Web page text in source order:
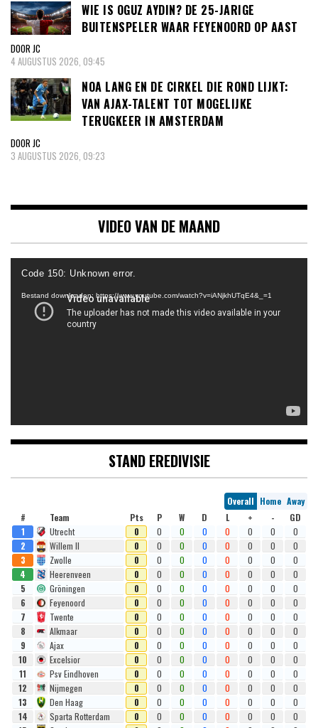
WIE IS OGUZ AYDIN? DE 25-JARIGE
BUITENSPELER WAAR FEYENOORD OP AAST
DOOR JC
4 AUGUSTUS 2026, 09:45
NOA LANG EN DE CIRKEL DIE ROND LIJKT:
VAN AJAX-TALENT TOT MOGELIJKE
TERUGKEER IN AMSTERDAM
DOOR JC
3 AUGUSTUS 2026, 09:23
VIDEO VAN DE MAAND
Videospeler
Code 150: Unknown error.
Bestand downloaden: https://www.youtube.com/watch?v=iANjkhUTqE4&_=1
STAND EREDIVISIE
Overall Home Away
#
Team Pts P W D L + -
GD
1
Utrecht 0 0 0 0 0 0 0
0
2
Willem II 0 0 0 0 0 0 0
0
3
Zwolle 0 0 0 0 0 0 0
0
4
Heerenveen 0 0 0 0 0 0 0
0
5
Gröningen 0 0 0 0 0 0 0
0
6
Feyenoord 0 0 0 0 0 0 0
0
7
Twente 0 0 0 0 0 0 0
0
8
Alkmaar 0 0 0 0 0 0 0
0
9
Ajax 0 0 0 0 0 0 0
0
10
Excelsior 0 0 0 0 0 0 0
0
11
Psv Eindhoven 0 0 0 0 0 0 0
0
12
Nijmegen 0 0 0 0 0 0 0
0
13
Den Haag 0 0 0 0 0 0 0
0
14
Sparta Rotterdam 0 0 0 0 0 0 0
0